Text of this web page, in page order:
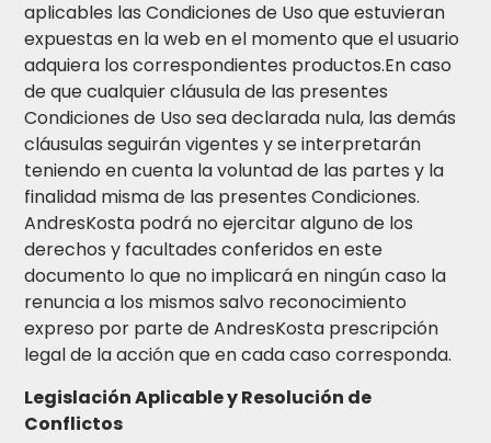
aplicables las Condiciones de Uso que estuvieran
expuestas en la web en el momento que el usuario
adquiera los correspondientes productos.En caso
de que cualquier cláusula de las presentes
Condiciones de Uso sea declarada nula, las demás
cláusulas seguirán vigentes y se interpretarán
teniendo en cuenta la voluntad de las partes y la
finalidad misma de las presentes Condiciones.
AndresKosta podrá no ejercitar alguno de los
derechos y facultades conferidos en este
documento lo que no implicará en ningún caso la
renuncia a los mismos salvo reconocimiento
expreso por parte de AndresKosta prescripción
legal de la acción que en cada caso corresponda.
Legislación Aplicable y Resolución de
Conflictos